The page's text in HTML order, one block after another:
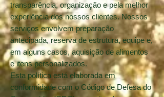
transparência, organização e pela melhor
experiência dos nossos clientes. Nossos
serviços envolvem preparação
antecipada, reserva de estrutura, equipe e,
em alguns casos, aquisição de alimentos
e itens personalizados.
Esta política está elaborada em
conformidade com o Código de Defesa do